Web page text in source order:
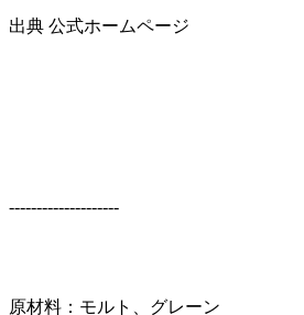
出典 公式ホームページ
--------------------
原材料：モルト、グレーン